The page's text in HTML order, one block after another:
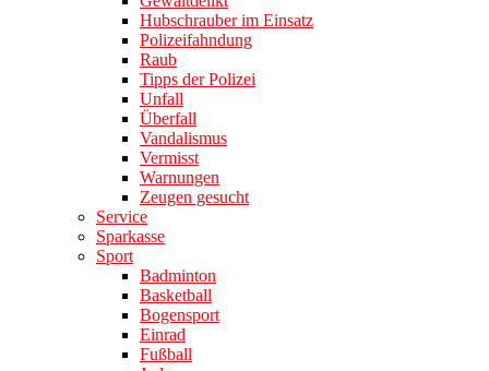
Hubschrauber im Einsatz
Polizeifahndung
Raub
Tipps der Polizei
Unfall
Überfall
Vandalismus
Vermisst
Warnungen
Zeugen gesucht
Service
Sparkasse
Sport
Badminton
Basketball
Bogensport
Einrad
Fußball